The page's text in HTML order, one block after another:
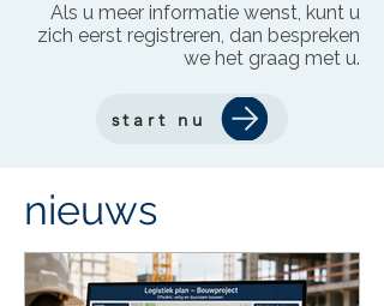
Als u meer informatie wenst, kunt u
zich eerst registreren, dan bespreken
we het graag met u.
start nu
nieuws